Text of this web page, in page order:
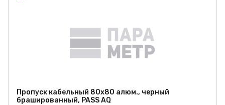
Пропуск кабельный 80х80 алюм., черный
брашированный, PASS AQ